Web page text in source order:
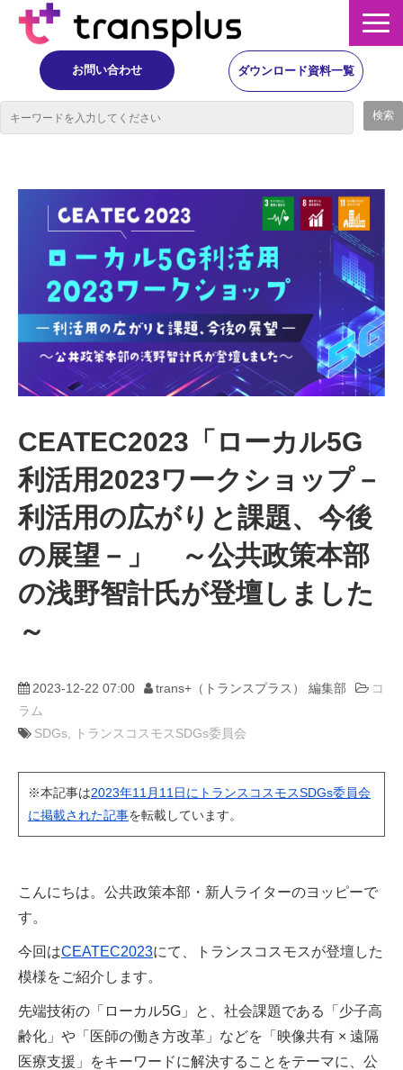
お問い合わせ ダウンロード資料一覧
イベント・レポート
ニュース
コラム
事例
trans-DXプロデューサー
CEATEC2023「ローカル5G
利活用2023ワークショップ－
利活用の広がりと課題、今後
の展望－」 ～公共政策本部
の浅野智計氏が登壇しました
～
2023-12-22 07:00 trans+（トランスプラス） 編集部
コ
ラム
SDGs
トランスコスモスSDGs委員会
※本記事は2023年11月11日にトランスコスモスSDGs委員会
に掲載された記事を転載しています。
こんにちは。公共政策本部・新人ライターのヨッピーで
す。
今回はCEATEC2023にて、トランスコスモスが登壇した
模様をご紹介します。
先端技術の「ローカル5G」と、社会課題である「少子高
齢化」や「医師の働き方改革」などを「映像共有 × 遠隔
医療支援」をキーワードに解決することをテーマに、公